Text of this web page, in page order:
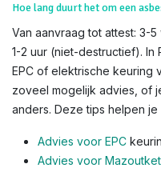
Hoe lang duurt het om een
Van aanvraag tot attest: 3-
1-2 uur (niet-destructief).
EPC of elektrische keuring
zoveel mogelijk advies, of
anders. Deze tips helpen
Advies voor EPC
Advies voor